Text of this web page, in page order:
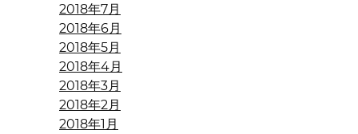
2018年7月
2018年6月
2018年5月
2018年4月
2018年3月
2018年2月
2018年1月